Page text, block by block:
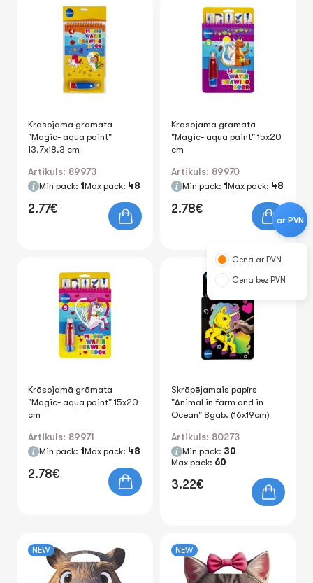
Krāsojamā grāmata
"Magic- aqua paint"
13.7x18.3 cm
Artikuls: 89973
Min pack: 1Max pack: 48
2.77€
Krāsojamā grāmata
"Magic- aqua paint" 15x20
cm
Artikuls: 89970
Min pack: 1Max pack: 48
2.78€
Krāsojamā grāmata
"Magic- aqua paint" 15x20
cm
Artikuls: 89971
Min pack: 1Max pack: 48
2.78€
Skrāpējamais papīrs
"Animal in farm and in
Ocean" 8gab. (16x19cm)
Artikuls: 80273
Min pack: 30
Max pack: 60
3.22€
NEW NEW
ar PVN
Cena ar PVN
Cena bez PVN